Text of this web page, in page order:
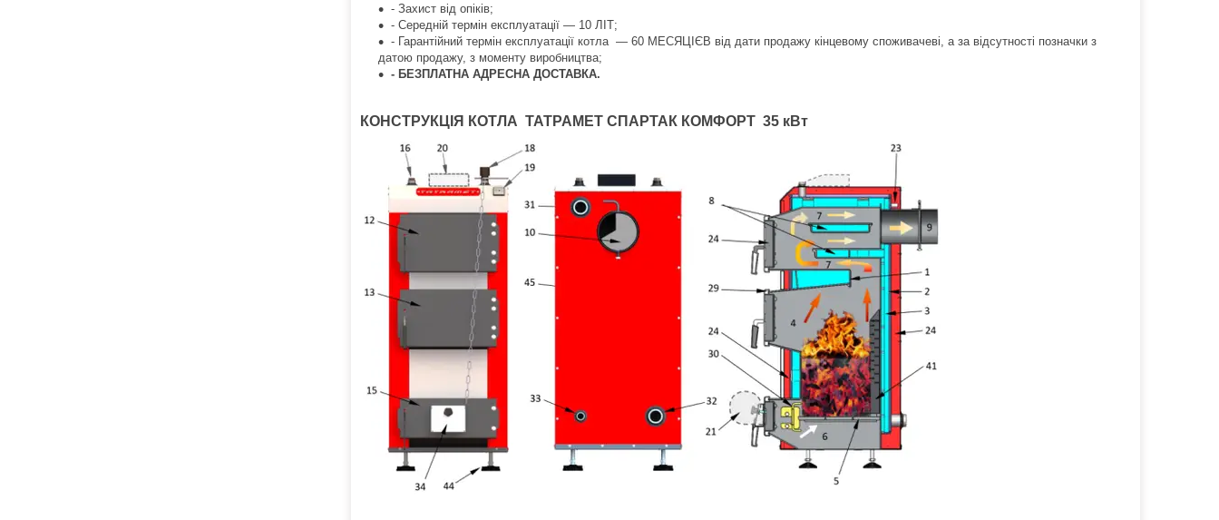
- Захист від опіків;
- Середній термін експлуатації — 10 ЛІТ;
- Гарантійний термін експлуатації котла — 60 МЕСЯЦІЄВ від дати продажу кінцевому споживачеві, а за відсутності позначки з
датою продажу, з моменту виробництва;
- БЕЗПЛАТНА АДРЕСНА ДОСТАВКА.
КОНСТРУКЦІЯ КОТЛА ТАТРАМЕТ СПАРТАК КОМФОРТ 35 кВт